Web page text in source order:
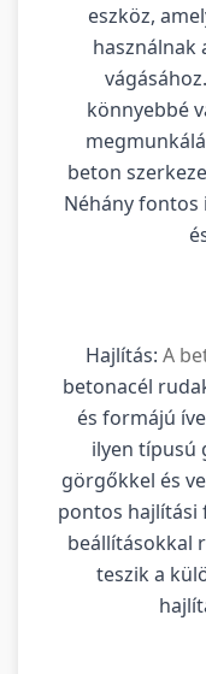
eszköz,
használnak
könnyebbé
beton
Néhány
Hajlítás: A
betonacél
és formájú
ilyen típusú
görgőkkel és
pontos hajlítási
beállításokkal
teszik a